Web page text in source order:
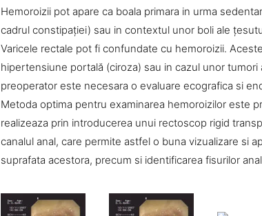
Hemoroizii pot apare ca boala primara in urma
cadrul constipaţiei) sau in contextul unor boli ale
Varicele rectale pot fi confundate cu hemoroizii.
hipertensiune portală (ciroza) sau in cazul unor
preoperator este necesara o evaluare ecografica si
Metoda optima pentru examinarea hemoroizilor este
realizeaza prin introducerea unui rectoscop rigid
canalul anal, care permite astfel o buna vizualizare si
suprafata acestora, precum si identificarea fisurilor